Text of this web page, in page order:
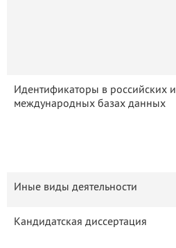
Идентификаторы в российских и
международных базах данных
Иные виды деятельности
Кандидатская диссертация